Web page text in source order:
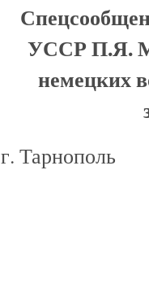
УССР П.Я.
немецких
г. Тарнополь